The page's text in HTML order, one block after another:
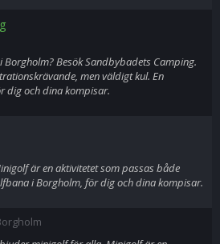
Besök Sandbybadets Camping.
men väldigt kul. En
dig och dina kompisar.
är en aktivitetet som passas både
i Borgholm, för dig och dina kompisar.